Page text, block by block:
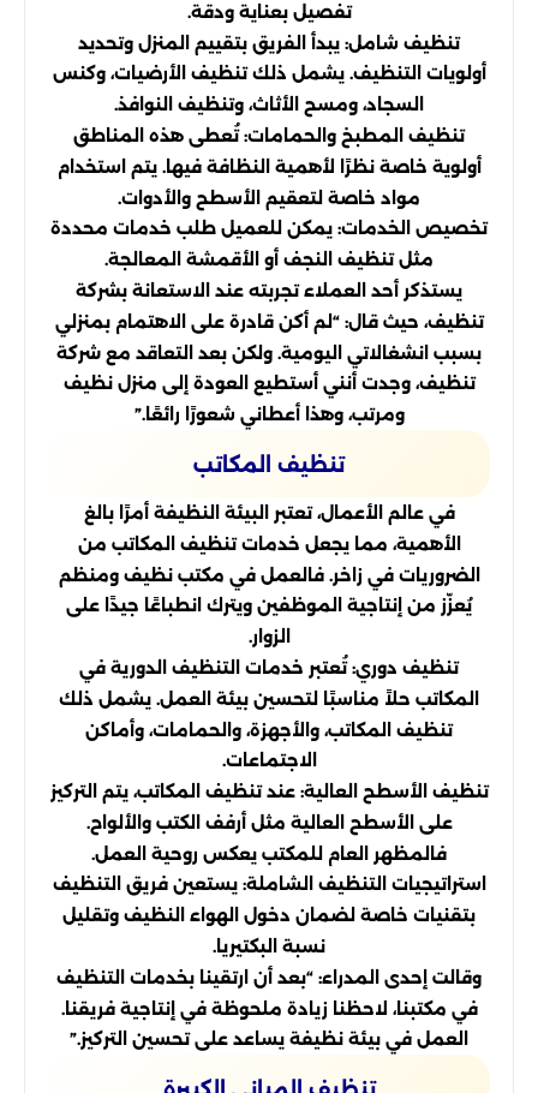
تفصيل بعناية ودقة.
تنظيف شامل: يبدأ الفريق بتقييم المنزل وتحديد
أولويات التنظيف. يشمل ذلك تنظيف الأرضيات، وكنس
السجاد، ومسح الأثاث، وتنظيف النوافذ.
تنظيف المطبخ والحمامات: تُعطى هذه المناطق
أولوية خاصة نظرًا لأهمية النظافة فيها. يتم استخدام
مواد خاصة لتعقيم الأسطح والأدوات.
تخصيص الخدمات: يمكن للعميل طلب خدمات محددة
مثل تنظيف النجف أو الأقمشة المعالجة.
يستذكر أحد العملاء تجربته عند الاستعانة بشركة
تنظيف، حيث قال: “لم أكن قادرة على الاهتمام بمنزلي
بسبب انشغالاتي اليومية. ولكن بعد التعاقد مع شركة
تنظيف، وجدت أنني أستطيع العودة إلى منزل نظيف
ومرتب، وهذا أعطاني شعورًا رائعًا.”
تنظيف المكاتب
في عالم الأعمال، تعتبر البيئة النظيفة أمرًا بالغ
الأهمية، مما يجعل خدمات تنظيف المكاتب من
الضروريات في زاخر. فالعمل في مكتب نظيف ومنظم
يُعزّز من إنتاجية الموظفين ويترك انطباعًا جيدًا على
الزوار.
تنظيف دوري: تُعتبر خدمات التنظيف الدورية في
المكاتب حلاً مناسبًا لتحسين بيئة العمل. يشمل ذلك
تنظيف المكاتب، والأجهزة، والحمامات، وأماكن
الاجتماعات.
تنظيف الأسطح العالية: عند تنظيف المكاتب، يتم التركيز
على الأسطح العالية مثل أرفف الكتب والألواح.
فالمظهر العام للمكتب يعكس روحية العمل.
استراتيجيات التنظيف الشاملة: يستعين فريق التنظيف
بتقنيات خاصة لضمان دخول الهواء النظيف وتقليل
نسبة البكتيريا.
وقالت إحدى المدراء: “بعد أن ارتقينا بخدمات التنظيف
في مكتبنا، لاحظنا زيادة ملحوظة في إنتاجية فريقنا.
العمل في بيئة نظيفة يساعد على تحسين التركيز.”